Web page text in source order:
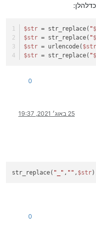
$str = str_replace( "
$str = str_replace( "
$str = urlencode( $str
$str = str_replace( "
0
25 באוג׳ 2021, 19:37
str_replace( "_" , "" , $str
0